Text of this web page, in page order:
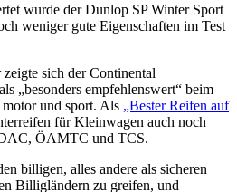
wurde der Dunlop SP Winter Sport
weniger gute Eigenschaften im Test
sich der Continental
„besonders empfehlenswert“ beim
und sport. Als „Bester Reifen auf
für Kleinwagen auch noch
ÖAMTC und TCS.
billigen, alles andere als sicheren
Billigländern zu greifen, und